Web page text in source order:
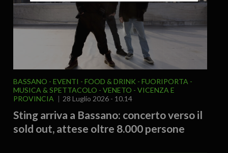
BASSANO EVENTI FOOD & DRINK
FUORIPORTA
MUSICA & SPETTACOLO
VENETO
VICENZA E
PROVINCIA
28 Luglio 2026 - 10.14
Sting arriva a Bassano: concerto verso il
sold out, attese oltre 8.000 persone